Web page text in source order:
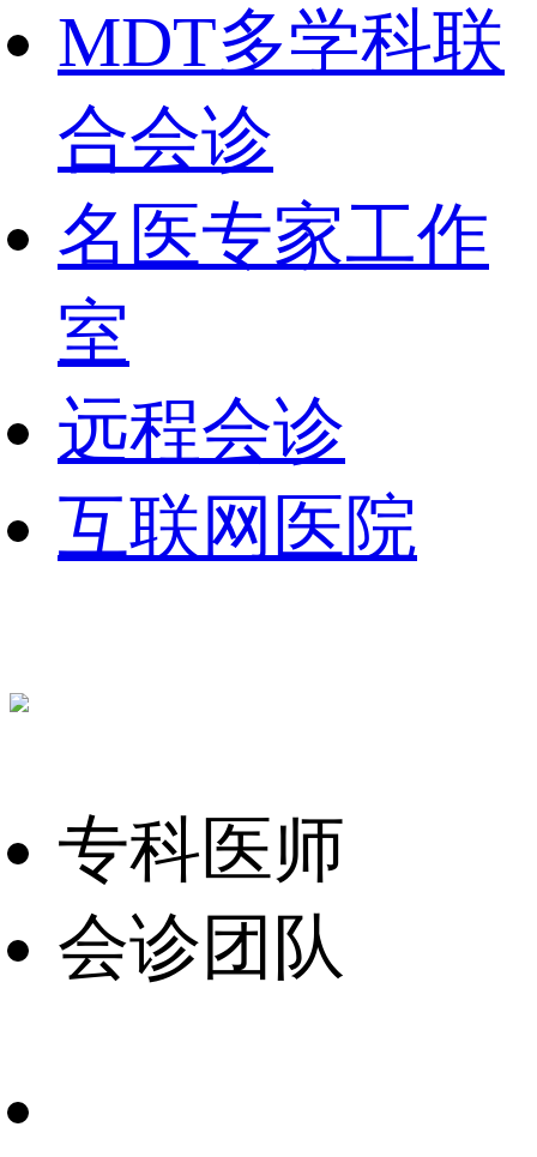
MDT多学科联
合会诊
名医专家工作
室
远程会诊
互联网医院
专科医师
会诊团队